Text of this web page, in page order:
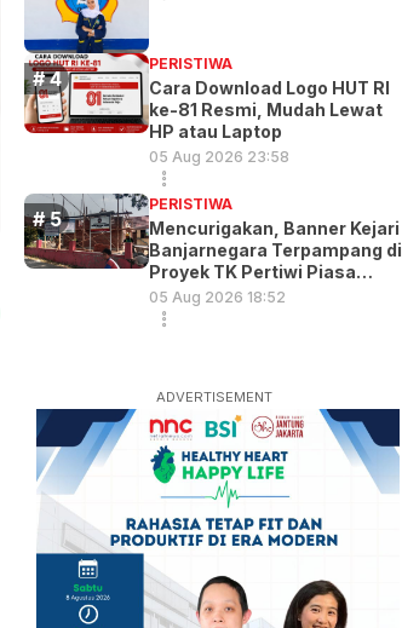
PERISTIWA
Cara Download Logo HUT RI
ke-81 Resmi, Mudah Lewat
HP atau Laptop
05 Aug 2026 23:58
PERISTIWA
Mencurigakan, Banner Kejari
Banjarnegara Terpampang di
Proyek TK Pertiwi Piasa
Wetan
05 Aug 2026 18:52
ADVERTISEMENT